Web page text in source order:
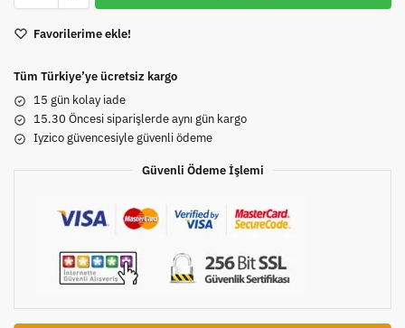
Favorilerime ekle!
Tüm Türkiye’ye ücretsiz kargo
15 gün kolay iade
15.30 Öncesi siparişlerde aynı gün kargo
Iyzico güvencesiyle güvenli ödeme
Güvenli Ödeme İşlemi